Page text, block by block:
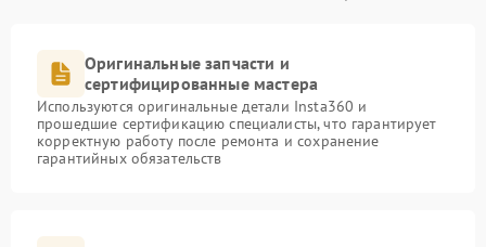
Оригинальные запчасти и
сертифицированные мастера
Используются оригинальные детали Insta360 и
прошедшие сертификацию специалисты, что гарантирует
корректную работу после ремонта и сохранение
гарантийных обязательств